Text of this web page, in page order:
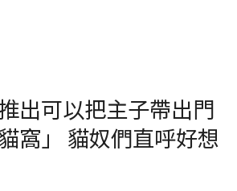
出可以把主子帶出門
窩」 貓奴們直呼好想